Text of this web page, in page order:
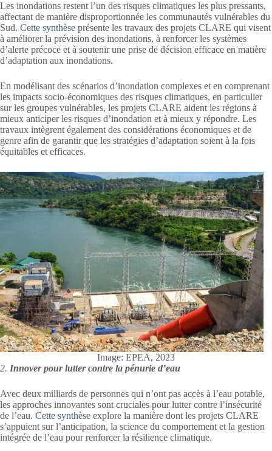
Les inondations restent l’un des risques climatiques les plus pressants,
affectant de manière disproportionnée les communautés vulnérables du
Sud. Cette synthèse présente les travaux des projets CLARE qui visent
à améliorer la prévision des inondations, à renforcer les systèmes
d’alerte précoce et à soutenir une prise de décision efficace en matière
d’adaptation aux inondations.
En modélisant des scénarios d’inondation complexes et en comprenant
les impacts socio-économiques des risques climatiques, en particulier
sur les groupes vulnérables, les projets CLARE aident les régions à
mieux anticiper les risques d’inondation et à mieux y répondre. Les
travaux intègrent également des considérations économiques et de
genre afin de garantir que les stratégies d’adaptation soient à la fois
équitables et efficaces.
Image: EPEA, 2023
2. Innover pour lutter contre la pénurie d’eau
Avec deux milliards de personnes qui n’ont pas accès à l’eau potable,
les approches innovantes sont cruciales pour lutter contre l’insécurité
de l’eau. Cette synthèse explore la manière dont les projets CLARE
s’appuient sur l’anticipation, la science du comportement et la gestion
intégrée de l’eau pour renforcer la résilience climatique.